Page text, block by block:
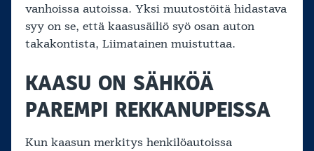
vanhoissa autoissa. Yksi muutostöitä hidastava
syy on se, että kaasusäiliö syö osan auton
takakontista, Liimatainen muistuttaa.
KAASU ON SÄHKÖÄ
PAREMPI REKKANUPEISSA
Kun kaasun merkitys henkilöautoissa